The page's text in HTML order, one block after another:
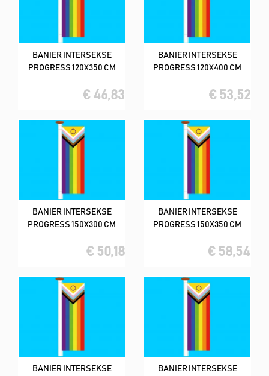
BANIER INTERSEKSE
PROGRESS 120X350 CM
€ 46,83
BANIER INTERSEKSE
PROGRESS 120X400 CM
€ 53,52
BANIER INTERSEKSE
PROGRESS 150X300 CM
€ 50,18
BANIER INTERSEKSE
PROGRESS 150X350 CM
€ 58,54
BANIER INTERSEKSE
BANIER INTERSEKSE